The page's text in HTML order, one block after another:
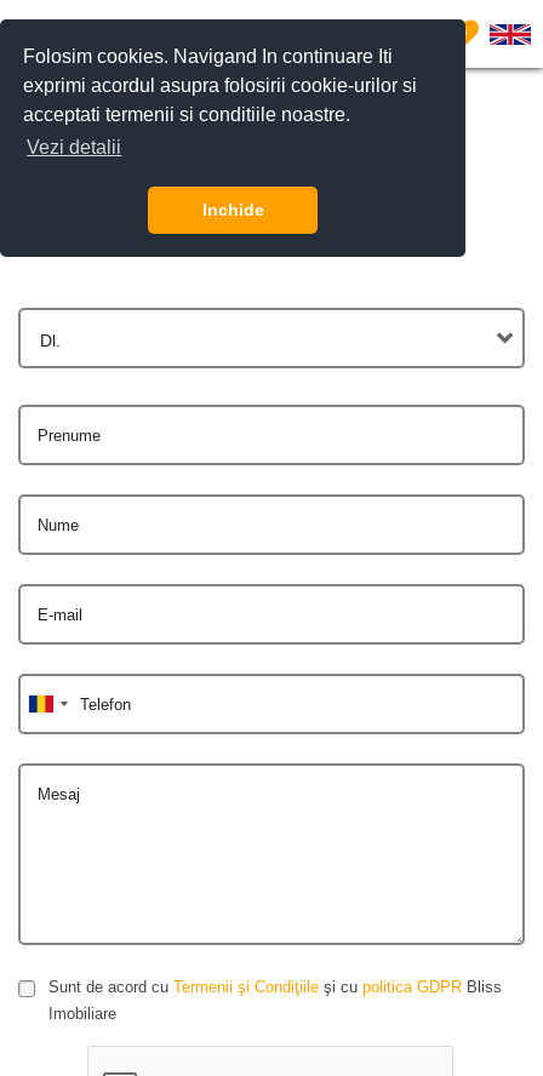
Folosim cookies. Navigand In continuare Iti
exprimi acordul asupra folosirii cookie-urilor si
acceptati termenii si conditiile noastre.
Vezi detalii
Inchide
0
Contactează-ne
Dl.
Prenume
Nume
E-mail
Telefon
Mesaj
Sunt de acord cu Termenii şi Condiţiile şi cu politica GDPR Bliss
Imobiliare